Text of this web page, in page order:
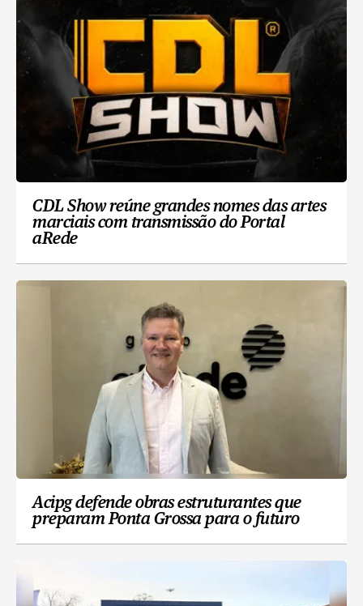
CDL Show reúne grandes nomes das artes
marciais com transmissão do Portal
aRede
Acipg defende obras estruturantes que
preparam Ponta Grossa para o futuro